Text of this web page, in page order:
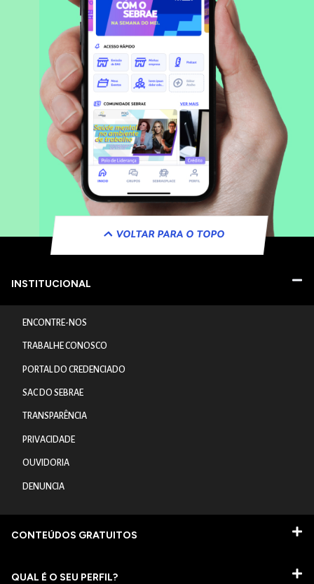
VOLTAR PARA O TOPO
INSTITUCIONAL
ENCONTRE-NOS
TRABALHE CONOSCO
PORTAL DO CREDENCIADO
SAC DO SEBRAE
TRANSPARÊNCIA
PRIVACIDADE
OUVIDORIA
DENUNCIA
CONTEÚDOS GRATUITOS
QUAL É O SEU PERFIL?